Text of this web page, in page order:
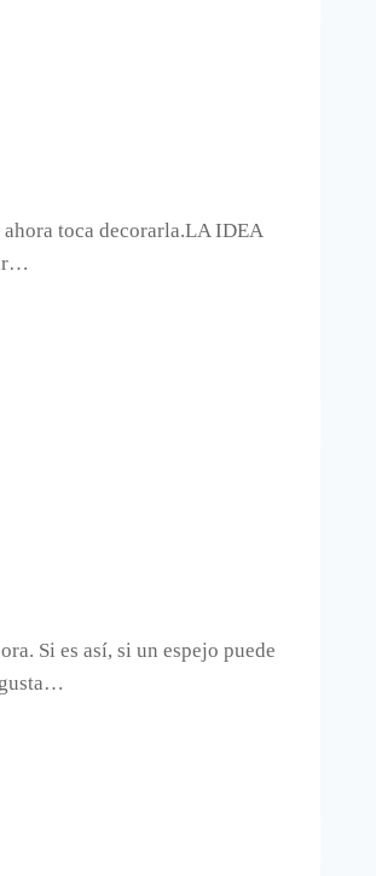
ahora toca decorarla.LA IDEA
Si es así, si un espejo puede